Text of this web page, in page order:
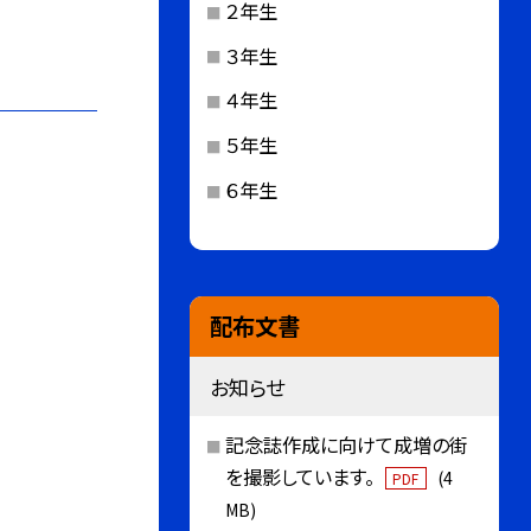
２年生
３年生
４年生
５年生
６年生
配布文書
お知らせ
記念誌作成に向けて成増の街
を撮影しています。
PDF
(4
MB)